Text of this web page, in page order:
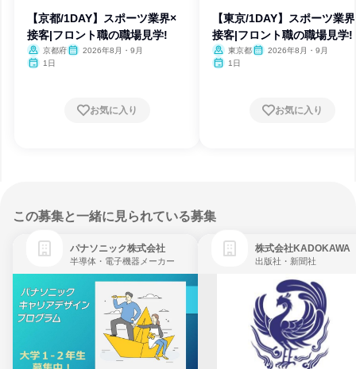
【京都/1DAY】スポーツ業界×
接客|フロント職の職場見学!
京都府
2026年8月・9月
1日
お気に入り
【東京/1DAY】スポーツ業
接客|フロント職の職場見学!
東京都
2026年8月・9月
1日
お気に入り
この募集と一緒に見られている募集
パナソニック株式会社
半導体・電子機器メーカー
株式会社KADOKAWA
出版社・新聞社